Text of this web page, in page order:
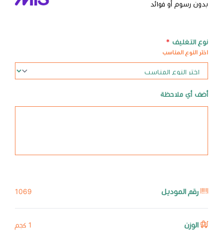
بدون رسوم أو فوائد
نوع التغليف *
اختر النوع المناسب
أضف أي ملاحظة
رقم الموديل 1069
الوزن 1 كجم